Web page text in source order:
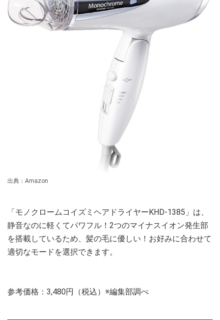
出典：Amazon
「モノクロームコイズミヘアドライヤーKHD-1385」は、
静音なのに軽くてパワフル！2つのマイナスイオン発生部
を搭載しているため、髪の毛に優しい！お好みに合わせて
適切なモードを選択できます。
参考価格：3,480円（税込）※編集部調べ